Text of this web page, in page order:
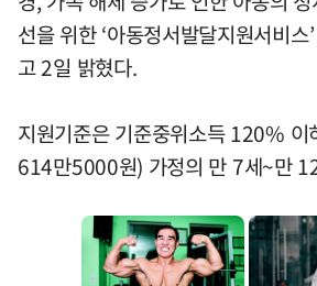
선을 위한 ‘아동정서발달지원서비
고 2일 밝혔다.
지원기준은 기준중위소득 120% 이
614만5000원) 가정의 만 7세~만